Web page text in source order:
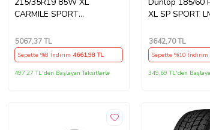
CARMILE SPORT
5067,37 TL
Sepette %8 İndirim 4661,98 TL
497,27 TL'den Başlayan Taksitlerle
XL SP SPORT
3642,70 TL
Sepette %10 İndirim
349,69 TL'den